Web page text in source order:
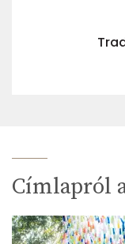
Címlapról